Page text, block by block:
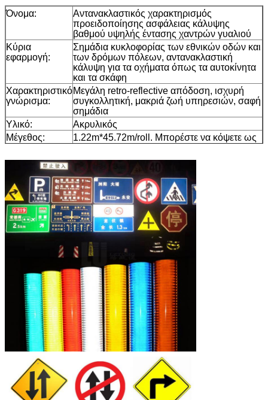
Όνομα:
Αντανακλαστικός χαρακτηρισμός
προειδοποίησης ασφάλειας κάλυψης
βαθμού υψηλής έντασης χαντρών γυαλιού
Κύρια
εφαρμογή:
Σημάδια κυκλοφορίας των εθνικών οδών και
των δρόμων πόλεων, αντανακλαστική
κάλυψη για τα οχήματα όπως τα αυτοκίνητα
και τα σκάφη
Χαρακτηριστικό
γνώρισμα:
Μεγάλη retro-reflective απόδοση, ισχυρή
συγκολλητική, μακριά ζωή υπηρεσιών, σαφή
σημάδια
Υλικό:
Ακρυλικός
Μέγεθος:
1.22m*45.72m/roll. Μπορέστε να κόψετε ως
Χρώμα:
Άσπρος, κίτρινος, κόκκινος, πράσινος, μπλε,
πορτοκαλής, μαύρος
Συσκευασία:
1 ρόλος συσκευάζεται σε 1 χαρτοκιβώτιο
Δείγμα:
ελεύθερο δείγμα ενώ το φορτίο συλλέγει
Παράδοση
7 ημέρες, σύμφωνα με την ποσότητα
διαταγής